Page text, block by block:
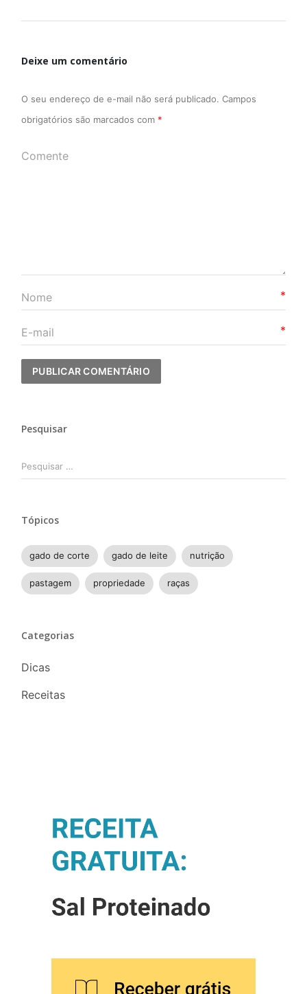
Deixe um comentário
O seu endereço de e-mail não será publicado. Campos
obrigatórios são marcados com *
*
*
Pesquisar
por:
Tópicos
gado de corte gado de leite nutrição
pastagem propriedade raças
Categorias
Dicas
Receitas